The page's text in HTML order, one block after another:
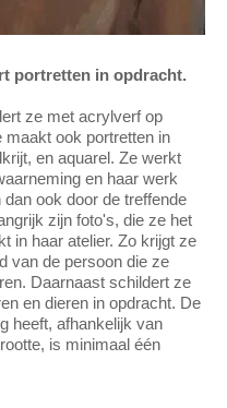
portretten in opdracht.
ze met acrylverf op
maakt ook portretten in
en aquarel. Ze werkt
en haar werk
ook door de treffende
zijn foto's, die ze het
in haar atelier. Zo krijgt ze
van de persoon die ze
Daarnaast schildert ze
en dieren in opdracht. De
heeft, afhankelijk van
is minimaal één